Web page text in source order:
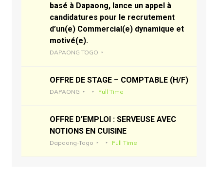
basé à Dapaong, lance un appel à
candidatures pour le recrutement
d’un(e) Commercial(e) dynamique et
motivé(e).
DAPAONG TOGO
OFFRE DE STAGE – COMPTABLE (H/F)
DAPAONG Full Time
OFFRE D’EMPLOI : SERVEUSE AVEC
NOTIONS EN CUISINE
Dapaong-Togo Full Time